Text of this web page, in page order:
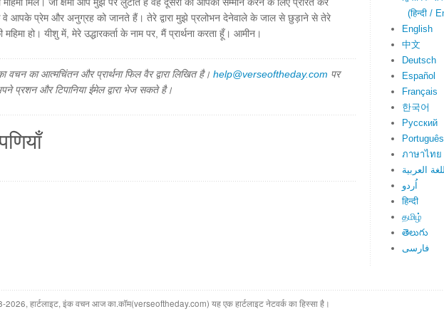
वे आपके प्रेम और अनुग्रह को जानते हैं। तेरे द्वारा मुझे प्रलोभन देनेवाले के जाल से छुड़ाने से तेरे
महिमा हो। यीशु में, मेरे उद्धारकर्ता के नाम पर, मैं प्रार्थना करता हूँ। आमीन।
वचन का आत्मचिंतन और प्रार्थना फिल वैर द्वारा लिखित है। help@verseoftheday.com पर
प्रशन और टिपानिया ईमेल द्वारा भेज सकते है।
(हिन्दी /
English
中文
Deutsch
Español
Français
한국어
Русский
Português
ภาษาไทย
العربية
اُردو
हिन्दी
தமிழ்
తెలుగు
فارسی
हार्टलाइट, इंक वचन आज का.कॉम(verseoftheday.com) यह एक हार्टलाइट नेटवर्क का हिस्सा है।